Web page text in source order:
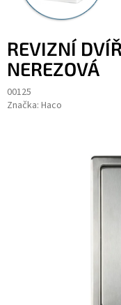
REVIZNÍ
NEREZOVÁ
00125
Značka: Haco